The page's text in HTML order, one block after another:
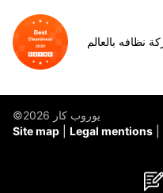
نظافه بالعالم
©يوروب كار 2026
Site map
Legal mentions